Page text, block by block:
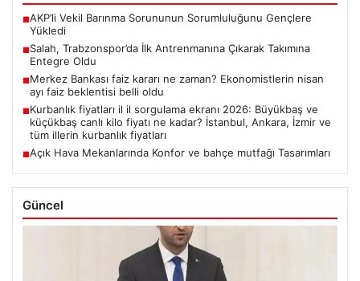
■AKP’li Vekil Barınma Sorununun Sorumluluğunu Gençlere
Yükledi
■Salah, Trabzonspor’da İlk Antrenmanına Çıkarak Takımına
Entegre Oldu
■Merkez Bankası faiz kararı ne zaman? Ekonomistlerin nisan
ayı faiz beklentisi belli oldu
■Kurbanlık fiyatları il il sorgulama ekranı 2026: Büyükbaş ve
küçükbaş canlı kilo fiyatı ne kadar? İstanbul, Ankara, İzmir ve
tüm illerin kurbanlık fiyatları
■Açık Hava Mekanlarında Konfor ve bahçe mutfağı Tasarımları
Güncel